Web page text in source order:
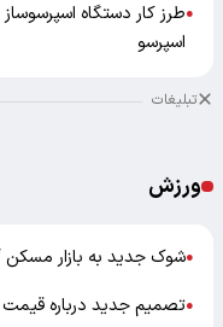
●طرز کار دستگاه
اسپرسو
تبلیغات
ورزش
●شوک جدید به بازار
●تصمیم جدید درباره